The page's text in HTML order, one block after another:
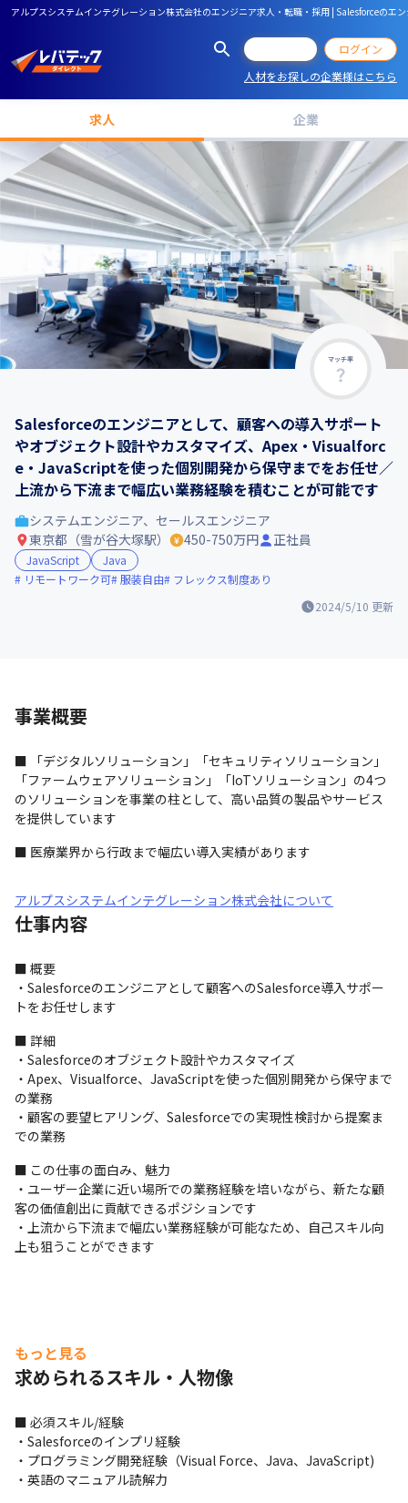
アルプスシステムインテグレーション株式会社のエンジニア求人・転職・採用 | Salesforceの
ログイン
人材をお探しの企業様はこちら
求人 企業
マッチ率
Salesforceのエンジニアとして、顧客への導入サポート
やオブジェクト設計やカスタマイズ、Apex・Visualforc
e・JavaScriptを使った個別開発から保守までをお任せ／
上流から下流まで幅広い業務経験を積むことが可能です
2024/5/10 更新
システムエンジニア、セールスエンジニア
東京都（雪が谷大塚駅）
450-750万円 正社員
JavaScript
Java
リモートワーク可 服装自由 フレックス制度あり
事業概要
■ 「デジタルソリューション」「セキュリティソリューション」
「ファームウェアソリューション」「IoTソリューション」の4つ
のソリューションを事業の柱として、高い品質の製品やサービス
を提供しています
■ 医療業界から行政まで幅広い導入実績があります
アルプスシステムインテグレーション株式会社について
仕事内容
■ 概要
・Salesforceのエンジニアとして顧客へのSalesforce導入サポー
トをお任せします
■ 詳細
・Salesforceのオブジェクト設計やカスタマイズ
・Apex、Visualforce、JavaScriptを使った個別開発から保守まで
の業務
・顧客の要望ヒアリング、Salesforceでの実現性検討から提案ま
での業務
■ この仕事の面白み、魅力
・ユーザー企業に近い場所での業務経験を培いながら、新たな顧
客の価値創出に貢献できるポジションです
・上流から下流まで幅広い業務経験が可能なため、自己スキル向
上も狙うことができます
もっと見る
求められるスキル・人物像
■ 必須スキル/経験
・Salesforceのインプリ経験
・プログラミング開発経験（Visual Force、Java、JavaScript)
・英語のマニュアル読解力